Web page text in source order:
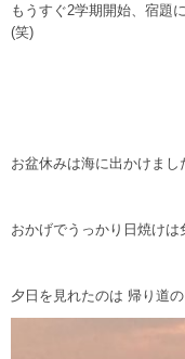
もうすぐ2学期開始、宿
(笑)
お盆休みは海に出かけまし
おかげでうっかり日焼け
夕日を見れたのは 帰り道